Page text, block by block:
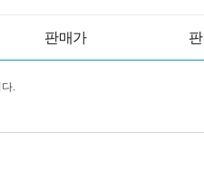
판매가
.